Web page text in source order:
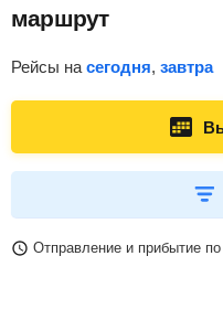
маршрут
Рейсы на сегодня, завтра
Отправление и прибытие